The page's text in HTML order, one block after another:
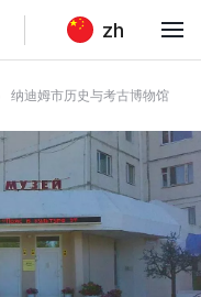
zh
纳迪姆市历史与考古博物馆